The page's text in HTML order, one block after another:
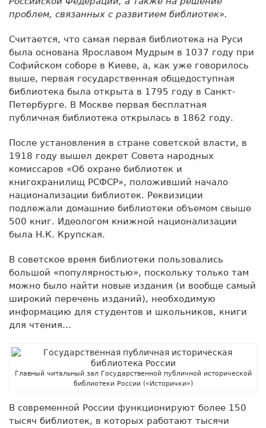
проблем, связанных с развитием библиотек».
Считается, что самая первая библиотека на Руси
была основана Ярославом Мудрым в 1037 году при
Софийском соборе в Киеве, а, как уже говорилось
выше, первая государственная общедоступная
библиотека была открыта в 1795 году в Санкт-
Петербурге. В Москве первая бесплатная
публичная библиотека открылась в 1862 году.
После установления в стране советской власти, в
1918 году вышел декрет Совета народных
комиссаров «Об охране библиотек и
книгохранилищ РСФСР», положивший начало
национализации библиотек. Реквизиции
подлежали домашние библиотеки объемом свыше
500 книг. Идеологом книжной национализации
была Н.К. Крупская.
В советское время библиотеки пользовались
большой «популярностью», поскольку только там
можно было найти новые издания (и вообще самый
широкий перечень изданий), необходимую
информацию для студентов и школьников, книги
для чтения…
Главный читальный зал Государственной публичной исторической
библиотеки России («Исторички»)
В современной России функционируют более 150
тысяч библиотек, в которых работают тысячи